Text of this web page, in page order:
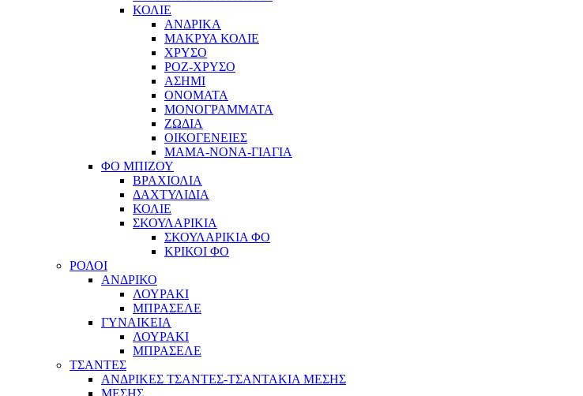
ΚΟΛΙΕ
ΑΝΔΡΙΚΑ
ΜΑΚΡΥΑ ΚΟΛΙΕ
ΧΡΥΣΟ
ΡΟΖ-ΧΡΥΣΟ
ΑΣΗΜΙ
ΟΝΟΜΑΤΑ
ΜΟΝΟΓΡΑΜΜΑΤΑ
ΖΩΔΙΑ
ΟΙΚΟΓΕΝΕΙΕΣ
ΜΑΜΑ-ΝΟΝΑ-ΓΙΑΓΙΑ
ΦΟ ΜΠΙΖΟΥ
ΒΡΑΧΙΟΛΙΑ
ΔΑΧΤΥΛΙΔΙΑ
ΚΟΛΙΕ
ΣΚΟΥΛΑΡΙΚΙΑ
ΣΚΟΥΛΑΡΙΚΙΑ ΦΟ
ΚΡΙΚΟΙ ΦΟ
ΡΟΛΟΙ
ΑΝΔΡΙΚΟ
ΛΟΥΡΑΚΙ
ΜΠΡΑΣΕΛΕ
ΓΥΝΑΙΚΕΙΑ
ΛΟΥΡΑΚΙ
ΜΠΡΑΣΕΛΕ
ΤΣΑΝΤΕΣ
ΑΝΔΡΙΚΕΣ ΤΣΑΝΤΕΣ-ΤΣΑΝΤΑΚΙΑ ΜΕΣΗΣ
ΜΕΣΗΣ